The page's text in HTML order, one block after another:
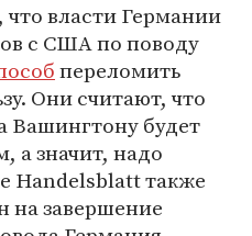
что власти Германии
с США по поводу
переломить
Они считают, что
Вашингтону будет
а значит, надо
Handelsblatt также
на завершение